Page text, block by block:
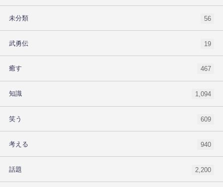
未分類 56
武勇伝 19
癒す 467
知識 1,094
笑う 609
考える 940
話題 2,200